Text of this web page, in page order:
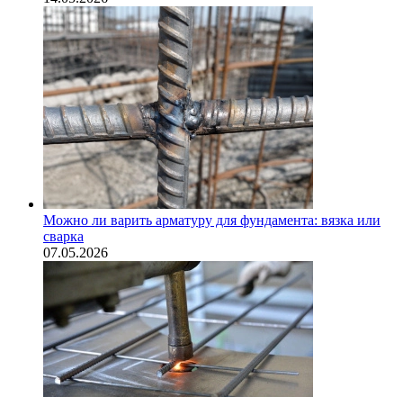
Можно ли варить арматуру для фундамента: вязка или
сварка
07.05.2026